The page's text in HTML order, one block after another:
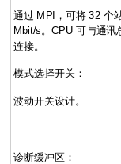
通过 MPI，可将 32 个
Mbit/s。CPU 可与通
连接。
模式选择开关：
波动开关设计。
诊断缓冲区：